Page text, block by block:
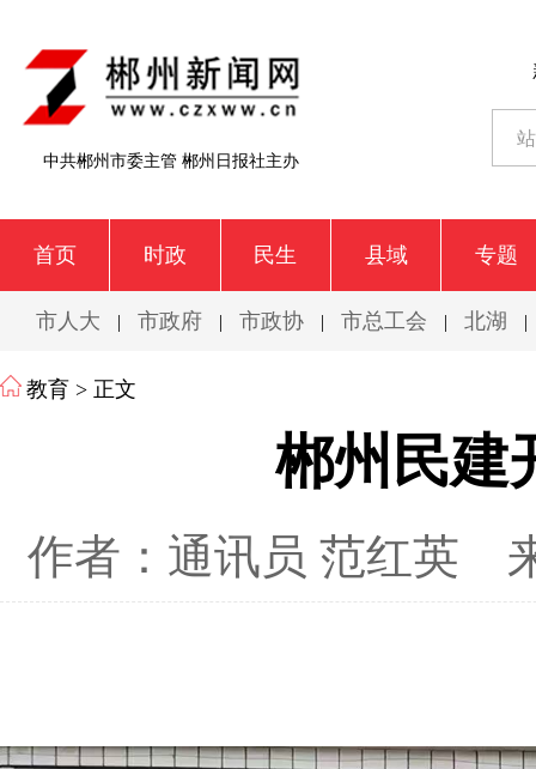
中共郴州市委主管 郴州日报社主办
首页 时政 民生 县域 专题
市人大 | 市政府 | 市政协 | 市总工会 | 北湖 |
教育 > 正文
郴州民建
作者：通讯员 范红英